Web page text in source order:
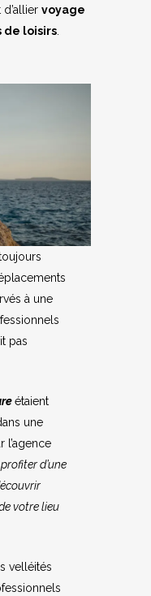
voyage
de loisirs.
à une
pas
étaient
une
l’agence
d’une
votre lieu
velléités